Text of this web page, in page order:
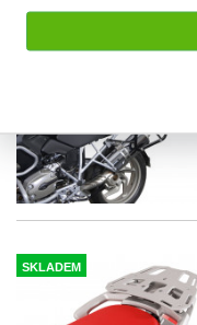
SKLADEM